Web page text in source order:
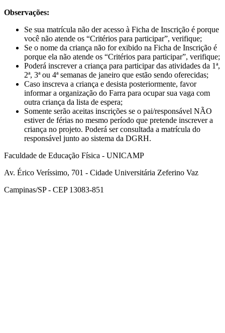
Observações:
Se sua matrícula não der acesso à Ficha de Inscrição é porque
você não atende os “Critérios para participar”, verifique;
Se o nome da criança não for exibido na Ficha de Inscrição é
porque ela não atende os “Critérios para participar”, verifique;
Poderá inscrever a criança para participar das atividades da 1ª,
2ª, 3ª ou 4ª semanas de janeiro que estão sendo oferecidas;
Caso inscreva a criança e desista posteriormente, favor
informar a organização do Farra para ocupar sua vaga com
outra criança da lista de espera;
Somente serão aceitas inscrições se o pai/responsável NÃO
estiver de férias no mesmo período que pretende inscrever a
criança no projeto. Poderá ser consultada a matrícula do
responsável junto ao sistema da DGRH.
Faculdade de Educação Física - UNICAMP
Av. Érico Veríssimo, 701 - Cidade Universitária Zeferino Vaz
Campinas/SP - CEP 13083-851